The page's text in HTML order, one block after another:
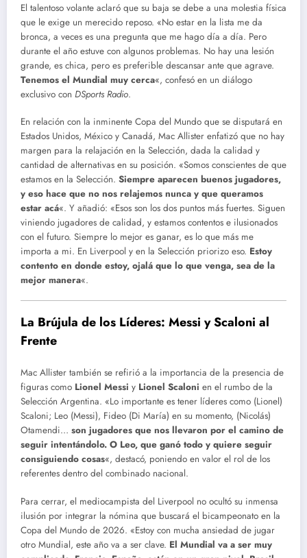
El talentoso volante aclaró que su baja se debe a una molestia física
que le exige un merecido reposo. «No estar en la lista me da
bronca, a veces es una pregunta que me hago día a día. Pero
durante el año estuve con algunos problemas. No hay una lesión
grande, es chica, pero es preferible descansar ante que agrave.
Tenemos el Mundial muy cerca«, confesó en un diálogo
exclusivo con DSports Radio.
En relación con la inminente Copa del Mundo que se disputará en
Estados Unidos, México y Canadá, Mac Allister enfatizó que no hay
margen para la relajación en la Selección, dada la calidad y
cantidad de alternativas en su posición. «Somos conscientes de que
estamos en la Selección. Siempre aparecen buenos jugadores,
y eso hace que no nos relajemos nunca y que queramos
estar acá«. Y añadió: «Esos son los dos puntos más fuertes. Siguen
viniendo jugadores de calidad, y estamos contentos e ilusionados
con el futuro. Siempre lo mejor es ganar, es lo que más me
importa a mi. En Liverpool y en la Selección priorizo eso. Estoy
contento en donde estoy, ojalá que lo que venga, sea de la
mejor manera«.
La Brújula de los Líderes: Messi y Scaloni al
Frente
Mac Allister también se refirió a la importancia de la presencia de
figuras como Lionel Messi y Lionel Scaloni en el rumbo de la
Selección Argentina. «Lo importante es tener líderes como (Lionel)
Scaloni; Leo (Messi), Fideo (Di María) en su momento, (Nicolás)
Otamendi… son jugadores que nos llevaron por el camino de
seguir intentándolo. O Leo, que ganó todo y quiere seguir
consiguiendo cosas«, destacó, poniendo en valor el rol de los
referentes dentro del combinado nacional.
Para cerrar, el mediocampista del Liverpool no ocultó su inmensa
ilusión por integrar la nómina que buscará el bicampeonato en la
Copa del Mundo de 2026. «Estoy con mucha ansiedad de jugar
otro Mundial, este año va a ser clave. El Mundial va a ser muy